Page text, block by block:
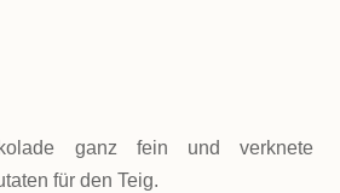
ganz fein und verknete
für den Teig.